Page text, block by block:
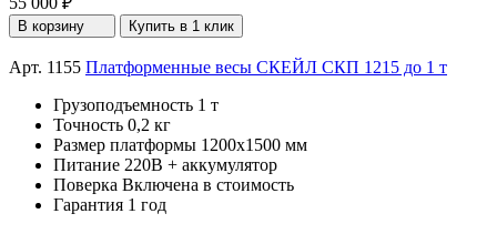
В корзину Купить в 1 клик
Арт. 1155 Платформенные весы СКЕЙЛ СКП 1215 до 1 т
Грузоподъемность 1 т
Точность 0,2 кг
Размер платформы 1200х1500 мм
Питание 220В + аккумулятор
Поверка Включена в стоимость
Гарантия 1 год